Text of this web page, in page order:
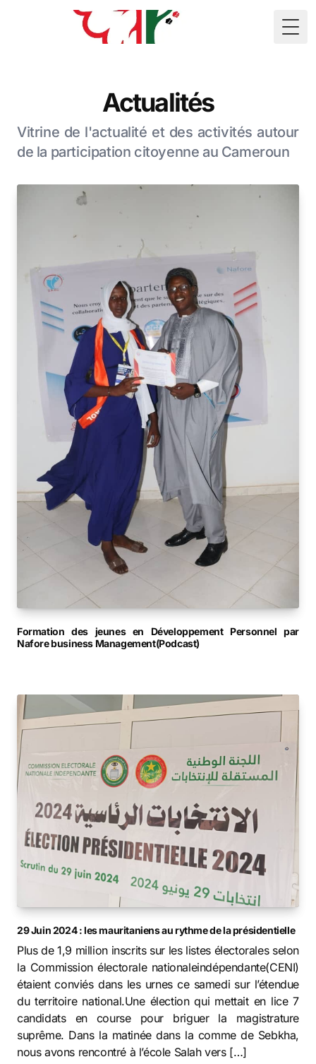
🇲🇷
Actualités
Vitrine de l'actualité et des activités autour
de la participation citoyenne au Cameroun
Formation des jeunes en Développement Personnel par
Nafore business Management(Podcast)
29 Juin 2024 : les mauritaniens au rythme de la présidentielle
Plus de 1,9 million inscrits sur les listes électorales selon
la Commission électorale nationaleindépendante(CENI)
étaient conviés dans les urnes ce samedi sur l’étendue
du territoire national.Une élection qui mettait en lice 7
candidats en course pour briguer la magistrature
suprême. Dans la matinée dans la comme de Sebkha,
nous avons rencontré à l’école Salah vers […]